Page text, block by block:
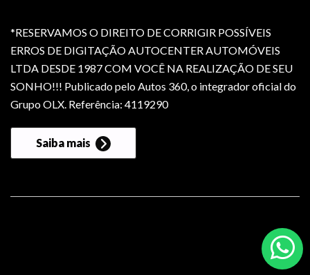
*RESERVAMOS O DIREITO DE CORRIGIR POSSÍVEIS
ERROS DE DIGITAÇÃO AUTOCENTER AUTOMÓVEIS
LTDA DESDE 1987 COM VOCÊ NA REALIZAÇÃO DE SEU
SONHO!!! Publicado pelo Autos 360, o integrador oficial do
Grupo OLX. Referência: 4119290
Saiba mais